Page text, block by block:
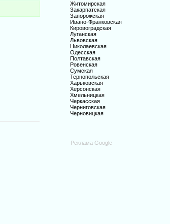
Житомирская
Закарпатская
Запорожская
Ивано-Франковская
Кировоградская
Луганская
Львовская
Николаевская
Одесская
Полтавская
Ровенская
Сумская
Тернопольская
Харьковская
Херсонская
Хмельницкая
Черкасская
Черниговская
Черновицкая
Реклама Google